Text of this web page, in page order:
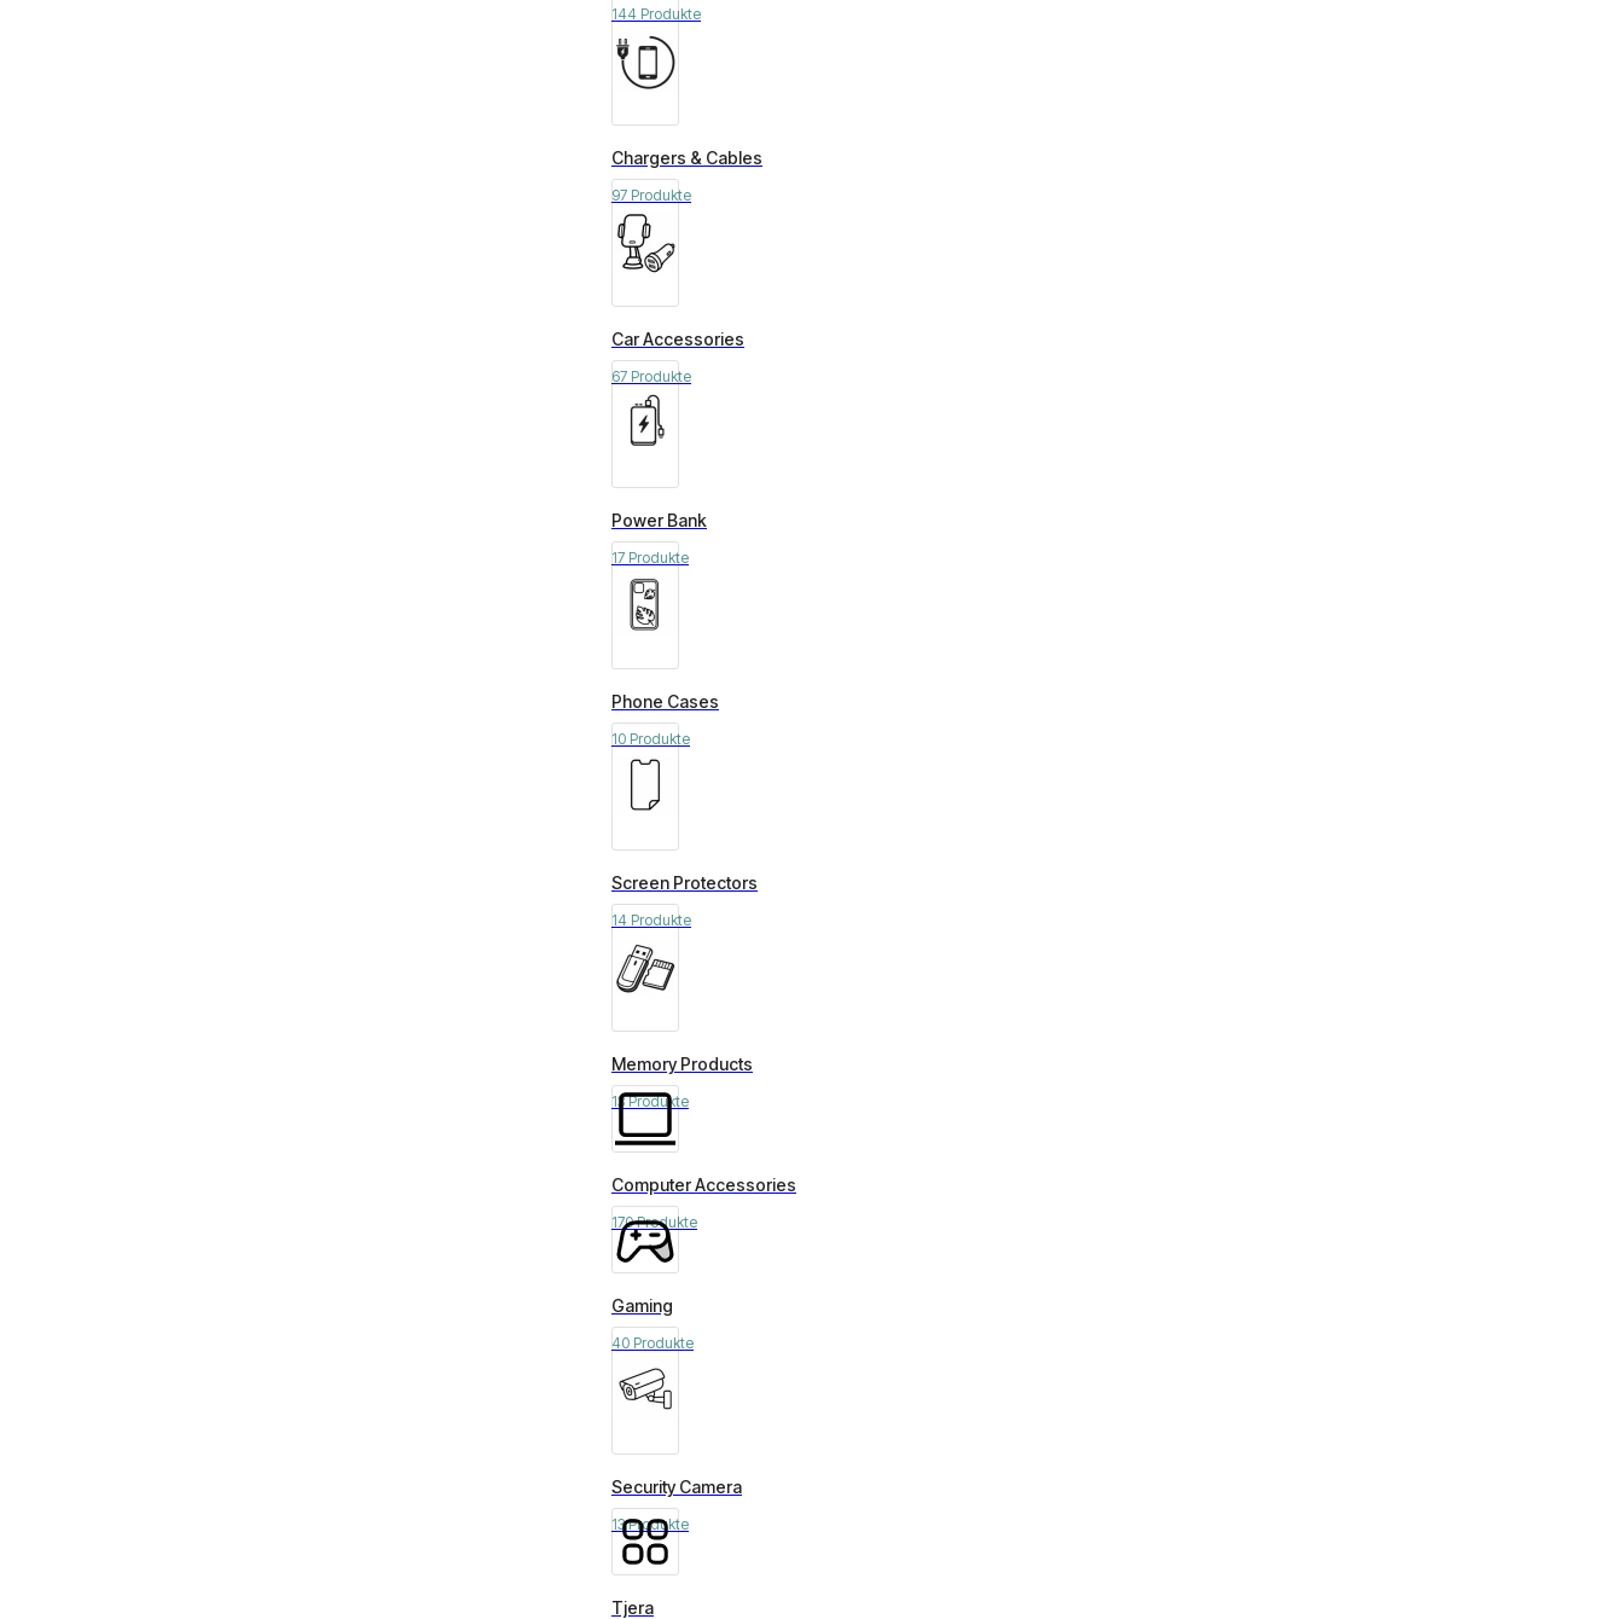
144 Produkte
Chargers & Cables
97 Produkte
Car Accessories
67 Produkte
Power Bank
17 Produkte
Phone Cases
10 Produkte
Screen Protectors
14 Produkte
Memory Products
13 Produkte
Computer Accessories
170 Produkte
Gaming
40 Produkte
Security Camera
13 Produkte
Tjera